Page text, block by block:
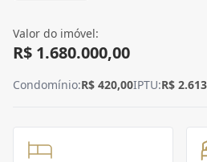
Valor do imóvel:
R$ 1.680.000,00
Condomínio:R$ 420,00IPTU:R$